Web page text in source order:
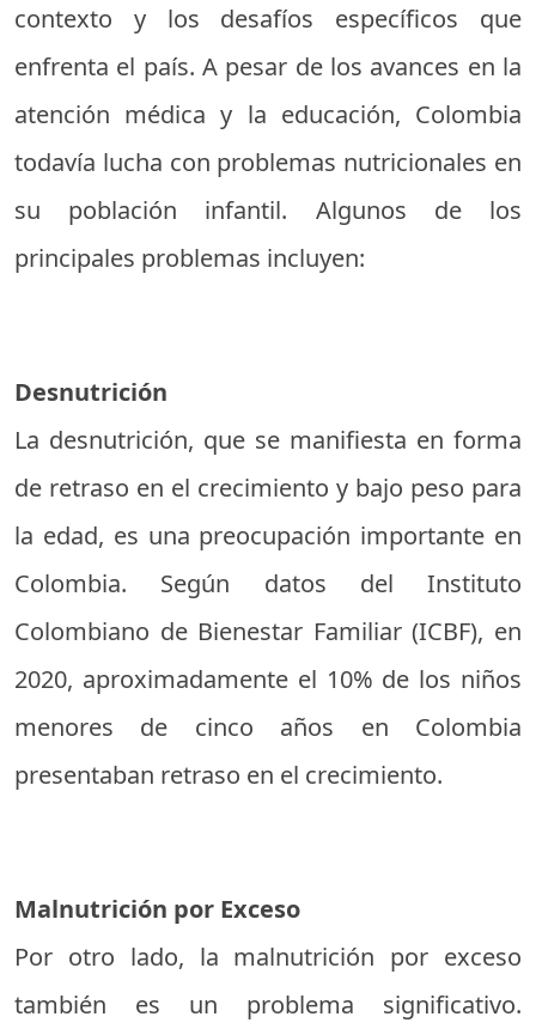
contexto y los desafíos específicos que
enfrenta el país. A pesar de los avances en la
atención médica y la educación, Colombia
todavía lucha con problemas nutricionales en
su población infantil. Algunos de los
principales problemas incluyen:
Desnutrición
La desnutrición, que se manifiesta en forma
de retraso en el crecimiento y bajo peso para
la edad, es una preocupación importante en
Colombia. Según datos del Instituto
Colombiano de Bienestar Familiar (ICBF), en
2020, aproximadamente el 10% de los niños
menores de cinco años en Colombia
presentaban retraso en el crecimiento.
Malnutrición por Exceso
Por otro lado, la malnutrición por exceso
también es un problema significativo.